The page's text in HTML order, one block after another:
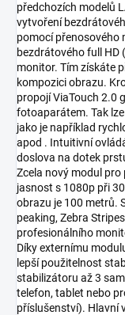
předchozích modelů
vytvoření
pomocí přenosového
bezdrátového full
monitor. Tím získáte
kompozici obrazu.
propojí ViaTouch 2.0
fotoaparátem. Tak
jako je například
apod . Intuitivní
doslova na dotek
Zcela nový modul
jasnost s 1080p při
obrazu je 100 metrů.
peaking, Zebra
profesionálního
Díky externímu
lepší použitelnost
stabilizátoru až 3
telefon, tablet nebo
příslušenství). Hlavní